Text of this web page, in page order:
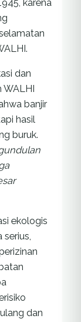
karena
dan
WALHI
banjir
hasil
buruk.
ekologis
serius,
dan